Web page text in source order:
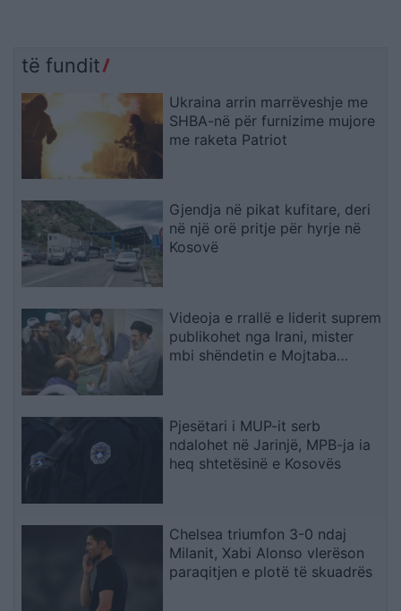
të fundit
Ukraina arrin marrëveshje me
SHBA-në për furnizime mujore
me raketa Patriot
Gjendja në pikat kufitare, deri
në një orë pritje për hyrje në
Kosovë
Videoja e rrallë e liderit suprem
publikohet nga Irani, mister
mbi shëndetin e Mojtaba
Pjesëtari i MUP-it serb
ndalohet në Jarinjë, MPB-ja ia
heq shtetësinë e Kosovës
Chelsea triumfon 3-0 ndaj
Milanit, Xabi Alonso vlerëson
paraqitjen e plotë të skuadrës